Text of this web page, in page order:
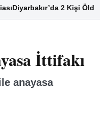
Diyarbakır’da 2 Kişi Öldü
İttifakı
anayasa